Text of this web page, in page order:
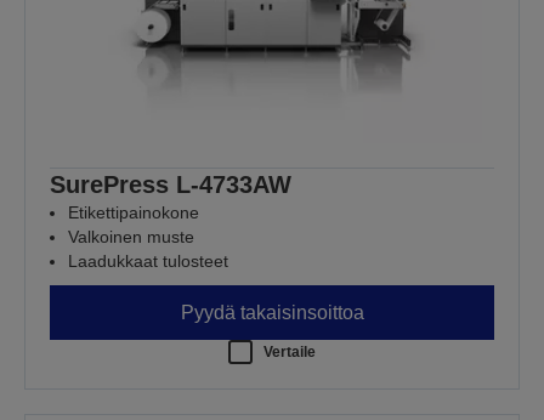
SurePress L-4733AW
Etikettipainokone
Valkoinen muste
Laadukkaat tulosteet
Pyydä takaisinsoittoa
Vertaile